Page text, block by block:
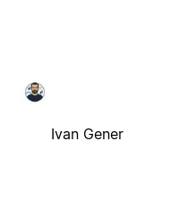
Ivan Gener